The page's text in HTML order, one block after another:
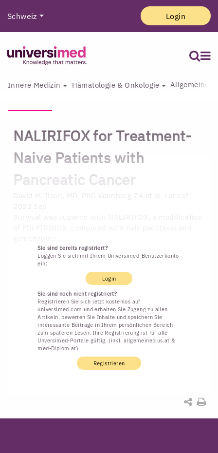
Schweiz Login
Innere Medizin Hämatologie & Onkologie Allgemeine
NALIRIFOX for Treatment-
Naive Patients with
Pancreatic Cancer
Sie sind bereits registriert?
Loggen Sie sich mit Ihrem Universimed-Benutzerkonto
ein:
Login
Sie sind noch nicht registriert?
Registrieren Sie sich jetzt kostenlos auf
universimed.com und erhalten Sie Zugang zu allen
Artikeln, bewerten Sie Inhalte und speichern Sie
interessante Beiträge in Ihrem persönlichen Bereich
zum späteren Lesen. Ihre Registrierung ist für alle
Unversimed-Portale gültig. (inkl. allgemeineplus.at &
med-Diplom.at)
Registrieren